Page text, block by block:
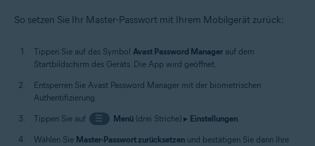
So setzen Sie Ihr Master-Passwort mit Ihrem Mobilgerät zurück:
Tippen Sie auf das Symbol Avast Password Manager auf dem
Startbildschirm des Geräts. Die App wird geöffnet.
Entsperren Sie Avast Password Manager mit der biometrischen
Authentifizierung.
Tippen Sie auf
☰ Menü(drei Striche) ▸ Einstellungen.
Wählen Sie Master-Passwort zurücksetzen und bestätigen Sie dann Ihre